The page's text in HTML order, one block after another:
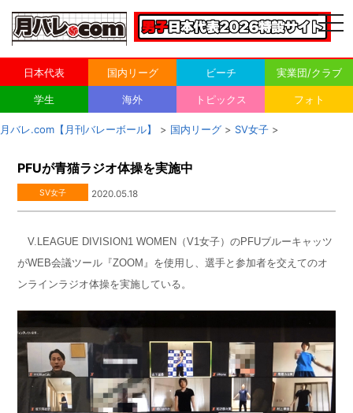
日本代表 国内リーグ ビーチ 実業団/クラブ
学生 海外 トピックス フォト
月バレ.com【月刊バレーボール】 > 国内リーグ > SV女子 >
PFUが青猫ラジオ体操を実施中
SV女子 2020.05.18
V.LEAGUE DIVISION1 WOMEN（V1女子）のPFUブルーキャッツ
がWEB会議ツール『ZOOM』を使用し、選手と参加者を交えてのオ
ンラインラジオ体操を実施している。